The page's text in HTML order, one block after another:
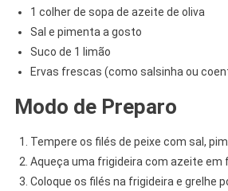
1 colher de sopa de azeite de oliva
Sal e pimenta a gosto
Suco de 1 limão
Ervas frescas (como salsinha ou
Modo de Preparo
Tempere os filés de peixe com sal,
Aqueça uma frigideira com azeite em
Coloque os filés na frigideira e grelhe